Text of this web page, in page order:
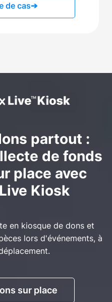
de cas➔
partout :
de fonds
place avec
Kiosk
en kiosque de dons et
lors d'événements, à
sur place